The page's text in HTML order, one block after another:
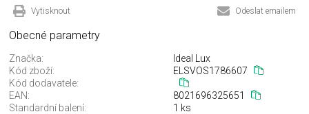
Vytisknout Odeslat emailem
Obecné parametry
Značka:
Ideal Lux
Kód zboží:
ELSVOS1786607
Kód dodavatele:
EAN:
8021696325651
Standardní balení:
1 ks